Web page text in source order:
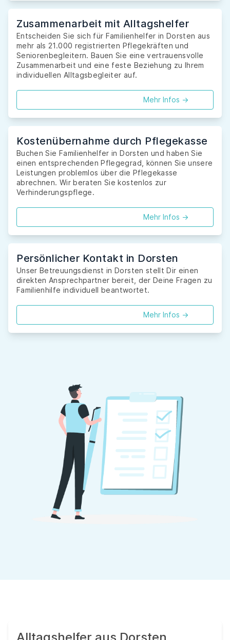
Zusammenarbeit mit Alltagshelfer
Entscheiden Sie sich für Familienhelfer in Dorsten aus
mehr als 21.000 registrierten Pflegekräften und
Seniorenbegleitern. Bauen Sie eine vertrauensvolle
Zusammenarbeit und eine feste Beziehung zu Ihrem
individuellen Alltagsbegleiter auf.
Mehr Infos ->
Kostenübernahme durch Pflegekasse
Buchen Sie Familienhelfer in Dorsten und haben Sie
einen entsprechenden Pflegegrad, können Sie unsere
Leistungen problemlos über die Pflegekasse
abrechnen. Wir beraten Sie kostenlos zur
Verhinderungspflege.
Mehr Infos ->
Persönlicher Kontakt in Dorsten
Unser Betreuungsdienst in Dorsten stellt Dir einen
direkten Ansprechpartner bereit, der Deine Fragen zu
Familienhilfe individuell beantwortet.
Mehr Infos ->